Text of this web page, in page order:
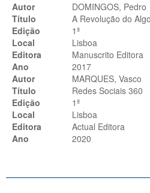
Autor
DOMINGOS, Pedro
Título
A Revolução do
Edição
1ª
Local
Lisboa
Editora
Manuscrito Editora
Ano
2017
Autor
MARQUES, Vasco
Título
Redes Sociais 360
Edição
1ª
Local
Lisboa
Editora
Actual Editora
Ano
2020